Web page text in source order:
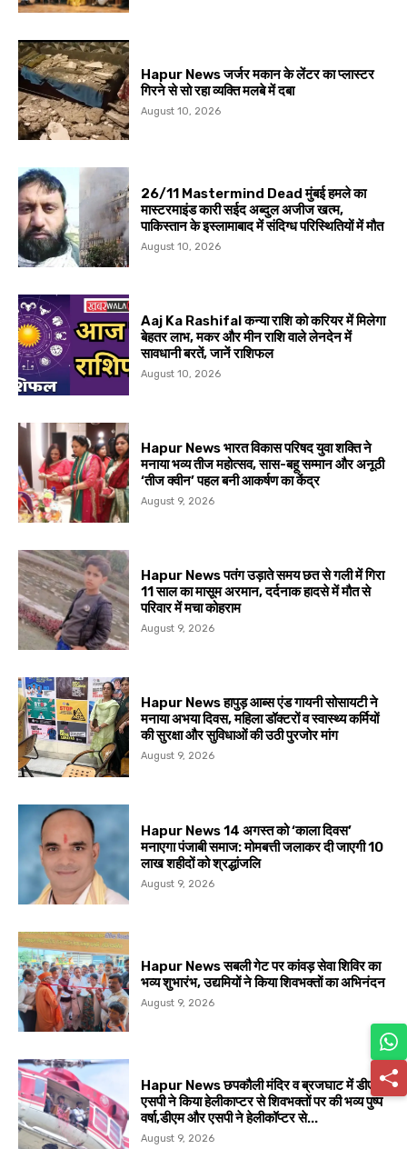
Hapur News जर्जर मकान के लेंटर का प्लास्टर
गिरने से सो रहा व्यक्ति मलबे में दबा
August 10, 2026
26/11 Mastermind Dead मुंबई हमले का
मास्टरमाइंड कारी सईद अब्दुल अजीज खत्म,
पाकिस्तान के इस्लामाबाद में संदिग्ध परिस्थितियों में मौत
August 10, 2026
Aaj Ka Rashifal कन्या राशि को करियर में मिलेगा
बेहतर लाभ, मकर और मीन राशि वाले लेनदेन में
सावधानी बरतें, जानें राशिफल
August 10, 2026
Hapur News भारत विकास परिषद युवा शक्ति ने
मनाया भव्य तीज महोत्सव, सास-बहू सम्मान और अनूठी
‘तीज क्वीन’ पहल बनी आकर्षण का केंद्र
August 9, 2026
Hapur News पतंग उड़ाते समय छत से गली में गिरा
11 साल का मासूम अरमान, दर्दनाक हादसे में मौत से
परिवार में मचा कोहराम
August 9, 2026
Hapur News हापुड़ आब्स एंड गायनी सोसायटी ने
मनाया अभया दिवस, महिला डॉक्टरों व स्वास्थ्य कर्मियों
की सुरक्षा और सुविधाओं की उठी पुरजोर मांग
August 9, 2026
Hapur News 14 अगस्त को ‘काला दिवस’
मनाएगा पंजाबी समाज: मोमबत्ती जलाकर दी जाएगी 10
लाख शहीदों को श्रद्धांजलि
August 9, 2026
Hapur News सबली गेट पर कांवड़ सेवा शिविर का
भव्य शुभारंभ, उद्यमियों ने किया शिवभक्तों का अभिनंदन
August 9, 2026
Hapur News छपकौली मंदिर व ब्रजघाट में डीएम,
एसपी ने किया हेलीकाप्टर से शिवभक्तों पर की भव्य पुष्प
वर्षा,डीएम और एसपी ने हेलीकॉप्टर से...
August 9, 2026